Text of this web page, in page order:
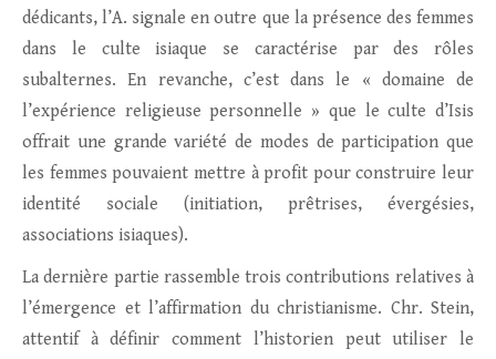
dédicants, l’A. signale en outre que la présence des femmes
dans le culte isiaque se caractérise par des rôles
subalternes. En revanche, c’est dans le « domaine de
l’expérience religieuse personnelle » que le culte d’Isis
offrait une grande variété de modes de participation que
les femmes pouvaient mettre à profit pour construire leur
identité sociale (initiation, prêtrises, évergésies,
associations isiaques).
La dernière partie rassemble trois contributions relatives à
l’émergence et l’affirmation du christianisme. Chr. Stein,
attentif à définir comment l’historien peut utiliser le